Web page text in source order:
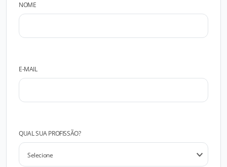
NOME
E-MAIL
QUAL SUA PROFISSÃO?